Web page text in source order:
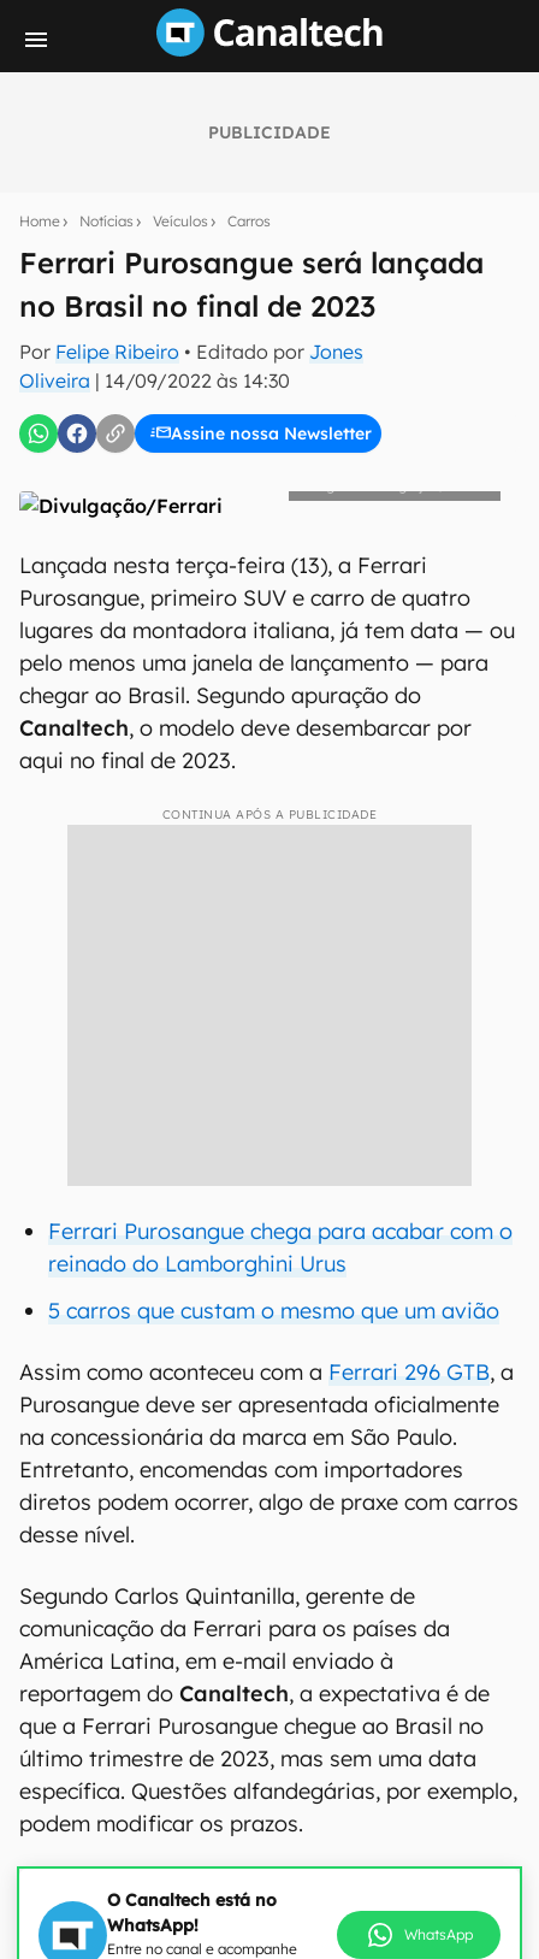
PUBLICIDADE
Home Notícias Veículos Carros
Ferrari Purosangue será lançada
no Brasil no final de 2023
Por Felipe Ribeiro • Editado por Jones
Oliveira | 14/09/2022 às 14:30
Assine nossa Newsletter
notícias e reviews sobre tecnologia em primeira
E-mail
Uso e Política de Privacidade do Canaltech.
Lançada nesta terça-feira (13), a Ferrari
Purosangue, primeiro SUV e carro de quatro
lugares da montadora italiana, já tem data — ou
pelo menos uma janela de lançamento — para
chegar ao Brasil. Segundo apuração do
Canaltech, o modelo deve desembarcar por
aqui no final de 2023.
CONTINUA APÓS A PUBLICIDADE
Ferrari Purosangue chega para acabar com o
reinado do Lamborghini Urus
5 carros que custam o mesmo que um avião
Assim como aconteceu com a Ferrari 296 GTB, a
Purosangue deve ser apresentada oficialmente
na concessionária da marca em São Paulo.
Entretanto, encomendas com importadores
diretos podem ocorrer, algo de praxe com carros
desse nível.
Segundo Carlos Quintanilla, gerente de
comunicação da Ferrari para os países da
América Latina, em e-mail enviado à
reportagem do Canaltech, a expectativa é de
que a Ferrari Purosangue chegue ao Brasil no
último trimestre de 2023, mas sem uma data
específica. Questões alfandegárias, por exemplo,
podem modificar os prazos.
O Canaltech está no
WhatsApp!
Entre no canal e acompanhe
WhatsApp